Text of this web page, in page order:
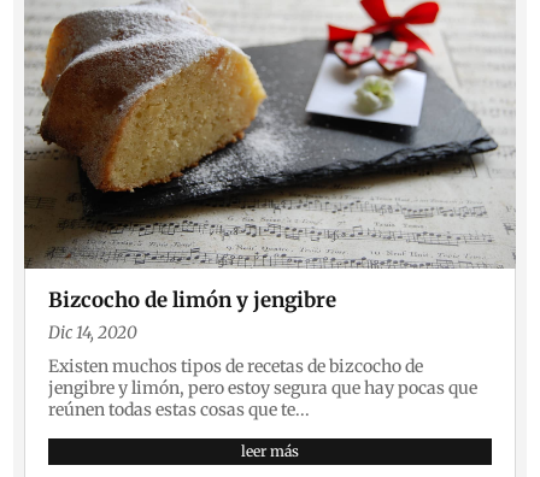
Bizcocho de limón y jengibre
Dic 14, 2020
Existen muchos tipos de recetas de bizcocho de
jengibre y limón, pero estoy segura que hay pocas que
reúnen todas estas cosas que te...
leer más